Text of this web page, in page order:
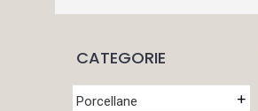
CATEGORIE
Porcellane +